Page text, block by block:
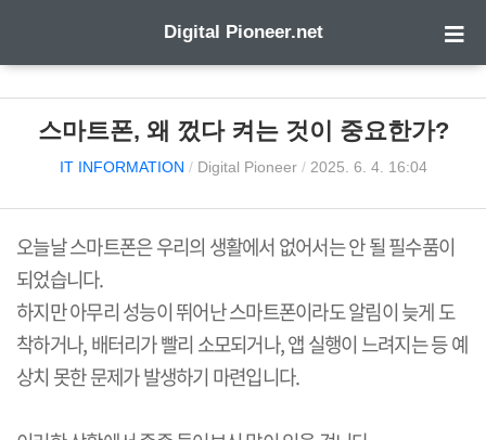
Digital Pioneer.net
스마트폰, 왜 껐다 켜는 것이 중요한가?
IT INFORMATION / Digital Pioneer/ 2025. 6. 4. 16:04
오늘날 스마트폰은 우리의 생활에서 없어서는 안 될 필수품이
되었습니다.
하지만 아무리 성능이 뛰어난 스마트폰이라도 알림이 늦게 도
착하거나,배터리가 빨리 소모되거나,앱 실행이 느려지는 등 예
상치 못한 문제가 발생하기 마련입니다.